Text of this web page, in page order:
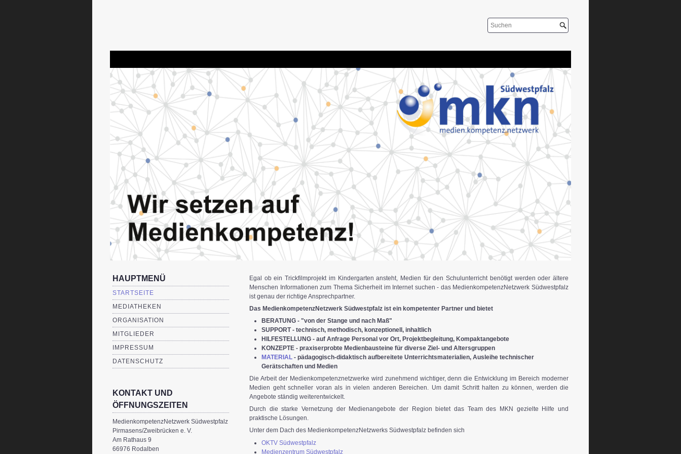
HAUPTMENÜ
STARTSEITE
MEDIATHEKEN
ORGANISATION
MITGLIEDER
IMPRESSUM
DATENSCHUTZ
KONTAKT UND
ÖFFNUNGSZEITEN
MedienkompetenzNetzwerk Südwestpfalz
Pirmasens/Zweibrücken e. V.
Am Rathaus 9
66976 Rodalben
Egal ob ein Trickfilmprojekt im Kindergarten an­steht, Medien für den Schulunterricht be­nötigt werden oder ältere
Menschen Informa­tionen zum Thema Sicher­heit im Internet suchen - das MedienkompetenzNetzwerk Süd­westpfalz
ist genau der richtige An­sprech­part­ner.
Das MedienkompetenzNetzwerk Südwestpfalz ist ein kompetenter Partner und bietet
BERATUNG - "von der Stange und nach Maß"
SUPPORT - technisch, methodisch, konzeptionell, inhaltlich
HILFESTELLUNG - auf Anfrage Personal vor Ort, Projektbegleitung, Kompaktangebote
KONZEPTE - praxiserprobte Medienbausteine für diverse Ziel- und Altersgruppen
MATERIAL - pädagogisch-didaktisch aufbereitete Unterrichtsmaterialien, Ausleihe technischer
Gerätschaften und Medien
Die Arbeit der Medienkompetenznetzwerke wird zunehmend wich­tiger, denn die Entwick­lung im Bereich moderner
Medien geht schneller voran als in vielen anderen Bereichen. Um damit Schritt halten zu können, werden die
Angebote ständig weiterentwickelt.
Durch die starke Vernetzung der Medienange­bote der Region bietet das Team des MKN ge­zielte Hilfe und
praktische Lösungen.
Unter dem Dach des MedienkompetenzNetz­werks Südwestpfalz befinden sich
OKTV Südwestpfalz
Medienzentrum Südwestpfalz